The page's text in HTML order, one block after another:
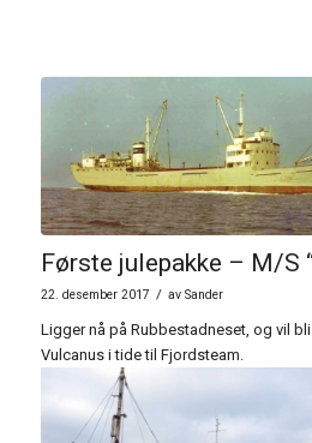
Første julepakke – M/S
22. desember 2017 / av Sander
Ligger nå på Rubbestadneset, og vil
Vulcanus i tide til Fjordsteam.